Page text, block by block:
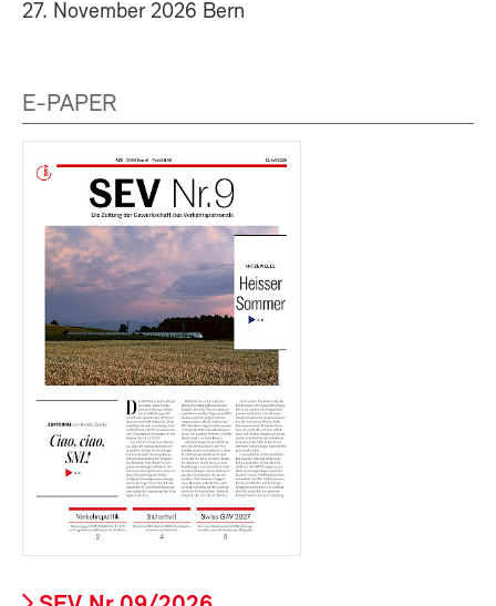
27. November 2026 Bern
E-PAPER